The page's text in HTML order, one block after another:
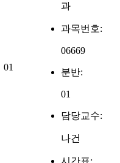
01
과
과목번호:
06669
분반:
01
담당교수:
나건
시간표: